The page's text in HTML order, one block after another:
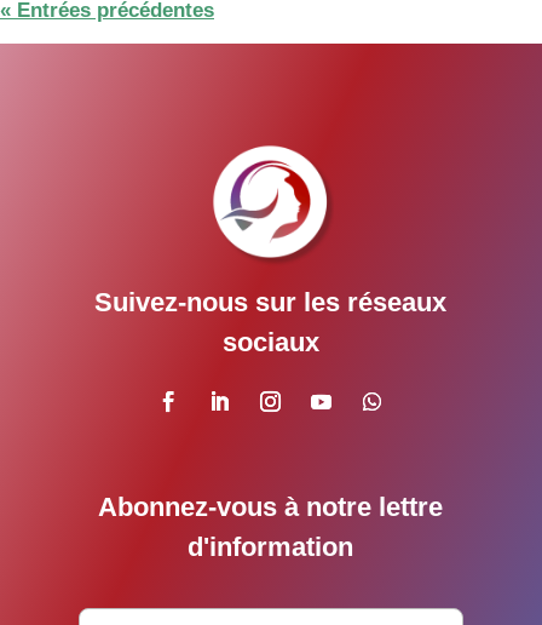
« Entrées précédentes
Suivez-nous sur les réseaux
sociaux
Abonnez-vous à notre lettre
d'information